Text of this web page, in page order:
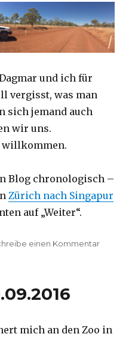
und ich für
vergisst, was man
sich jemand auch
wir uns.
willkommen.
Blog chronologisch –
Zürich nach Singapur
auf „Weiter“.
einen Kommentarzu
Perth
mich an den Zoo in